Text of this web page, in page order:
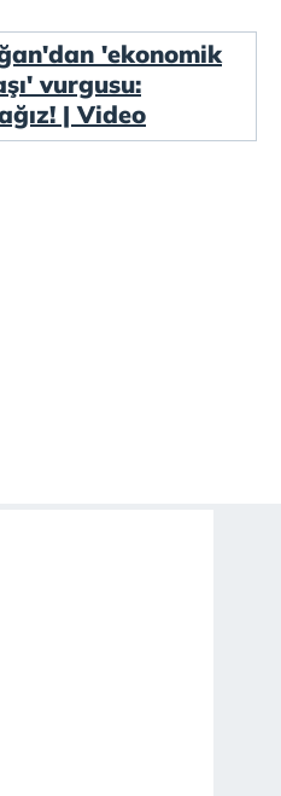
'ekonomik
vurgusu:
| Video